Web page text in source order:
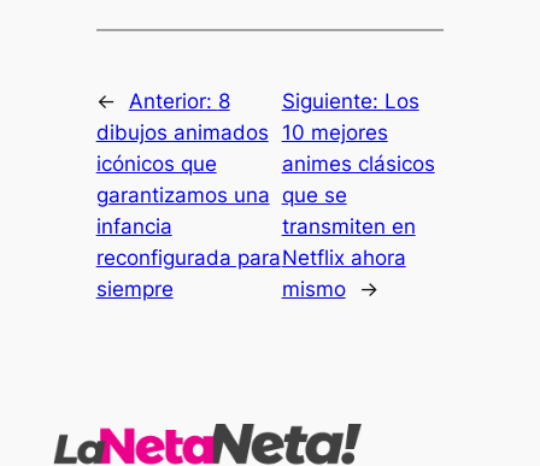
← Anterior: 8
dibujos animados
icónicos que
garantizamos una
infancia
reconfigurada para
siempre
Siguiente: Los
10 mejores
animes clásicos
que se
transmiten en
Netflix ahora
mismo
→